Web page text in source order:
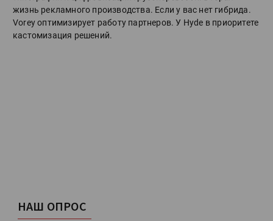
жизнь рекламного производства. Если у вас нет гибрида.
Vorey оптимизирует работу партнеров. У Hyde в приоритете
кастомизация решений.
НАШ ОПРОС